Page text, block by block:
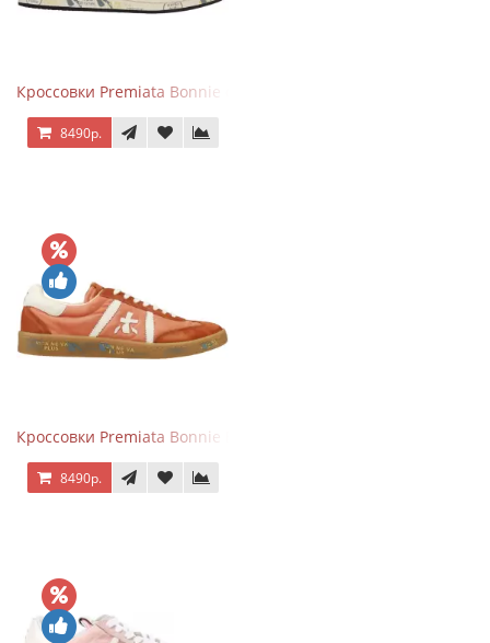
Кроссовки Premiata Bonnie серо-голубые
8490р.
Кроссовки Premiata Bonnie Brick Orange
8490р.